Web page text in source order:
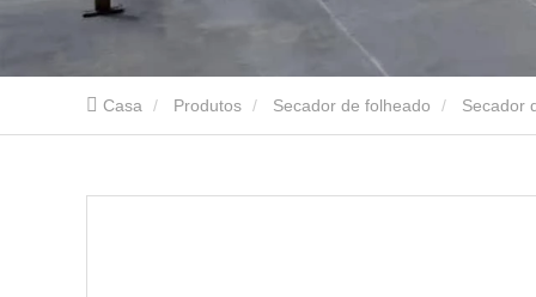
Casa Produtos Secador de folheado Secador